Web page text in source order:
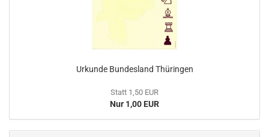
Urkunde Bundesland Thüringen
Statt 1,50 EUR
Nur 1,00 EUR